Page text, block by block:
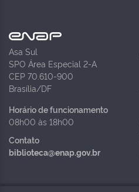
Asa Sul
SPO Área Especial 2-A
CEP 70.610-900
Brasília/DF
Horário de funcionamento
08h00 às 18h00
Contato
biblioteca@enap.gov.br